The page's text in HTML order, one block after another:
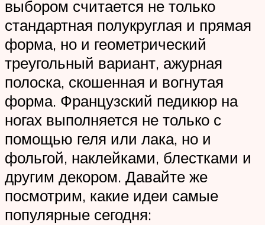
выбором считается не только
стандартная полукруглая и прямая
форма, но и геометрический
треугольный вариант, ажурная
полоска, скошенная и вогнутая
форма. Французский педикюр на
ногах выполняется не только с
помощью геля или лака, но и
фольгой, наклейками, блестками и
другим декором. Давайте же
посмотрим, какие идеи самые
популярные сегодня: